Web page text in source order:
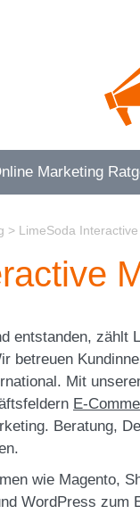
Marketing
> LimeSoda
entstanden, zählt
betreuen
Mit
E-
Beratung,
wie Magento,
WordPress zum